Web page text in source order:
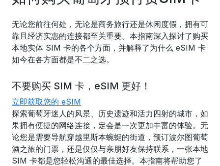
无论您前往何处，无论是商务旅行还是休闲度假，拥有可
靠且经济实惠的连接都至关重要。本指南深入探讨了购买
本地实体 SIM 卡的各个方面，并解释了为什么 eSIM 卡
如今在各方面都是不二之选。
不要购买 SIM 卡，eSIM 更好！
立即获取您的 eSIM
探索葡萄牙迷人的风景、历史遗迹和活力四射的城市，如
果拥有便捷的网络连接，定会是一次更加丰富的体验。无
论您是需要导航穿越里斯本蜿蜒的街道，预订波尔图葡萄
酒之旅的门票，还是仅仅与亲朋好友保持联系，一张本地
SIM 卡都是您轻松沟通的最佳选择。本指南将帮助您了